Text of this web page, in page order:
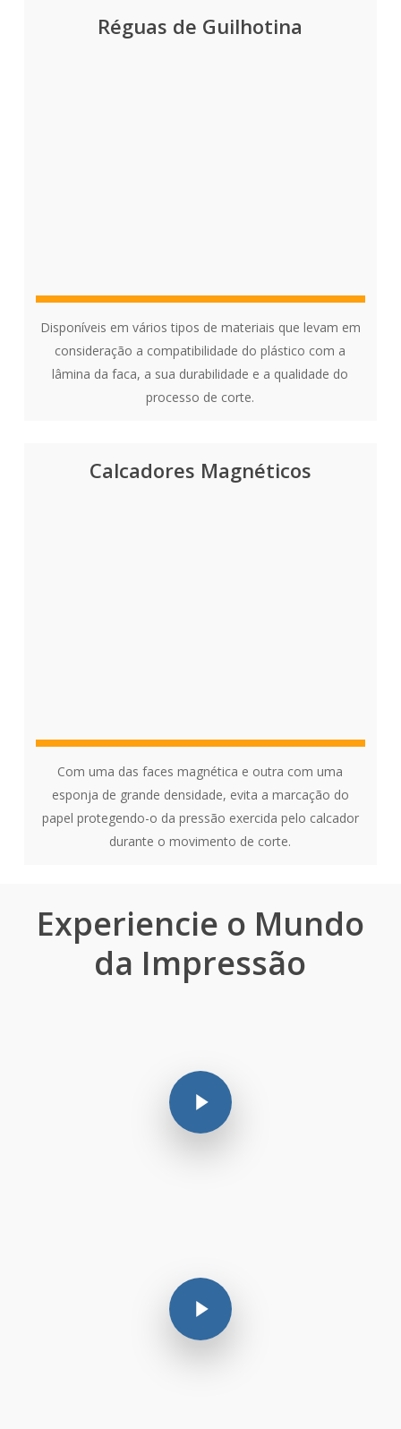
Réguas de Guilhotina
Disponíveis em vários tipos de materiais que levam em
consideração a compatibilidade do plástico com a
lâmina da faca, a sua durabilidade e a qualidade do
processo de corte.
Calcadores Magnéticos
Com uma das faces magnética e outra com uma
esponja de grande densidade, evita a marcação do
papel protegendo-o da pressão exercida pelo calcador
durante o movimento de corte.
Experiencie o Mundo
da Impressão
Play Video
Play Video